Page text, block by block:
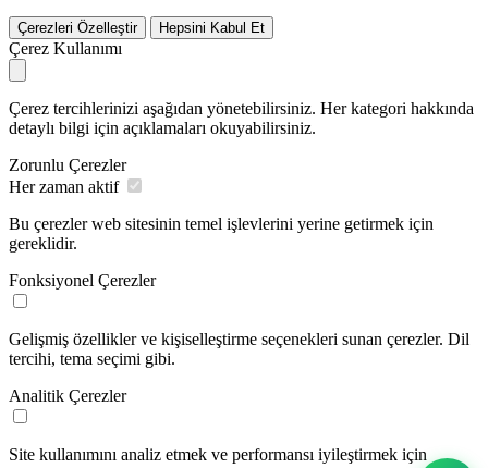
Çerezleri Özelleştir Hepsini Kabul Et
Çerez Kullanımı
Çerez tercihlerinizi aşağıdan yönetebilirsiniz. Her kategori hakkında
detaylı bilgi için açıklamaları okuyabilirsiniz.
Zorunlu Çerezler
Her zaman aktif
Bu çerezler web sitesinin temel işlevlerini yerine getirmek için
gereklidir.
Fonksiyonel Çerezler
Gelişmiş özellikler ve kişiselleştirme seçenekleri sunan çerezler. Dil
tercihi, tema seçimi gibi.
Analitik Çerezler
Site kullanımını analiz etmek ve performansı iyileştirmek için